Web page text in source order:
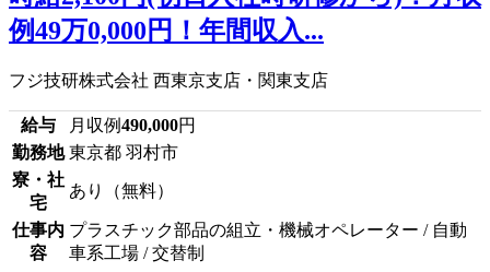
例49万0,000円！年間収入...
フジ技研株式会社 西東京支店・関東支店
給与 月収例490,000円
勤務地 東京都 羽村市
寮・社
宅
あり（無料）
仕事内
容
プラスチック部品の組立・機械オペレーター / 自動
車系工場 / 交替制